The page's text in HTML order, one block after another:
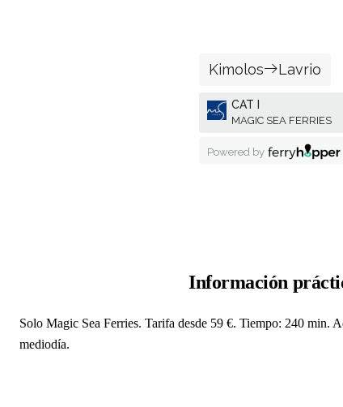
Información
Solo Magic Sea Ferries. Tarifa desde 59 €. Tiempo: 240 min.
mediodía.